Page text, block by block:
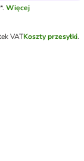
Więcej
VATKoszty przesyłki.